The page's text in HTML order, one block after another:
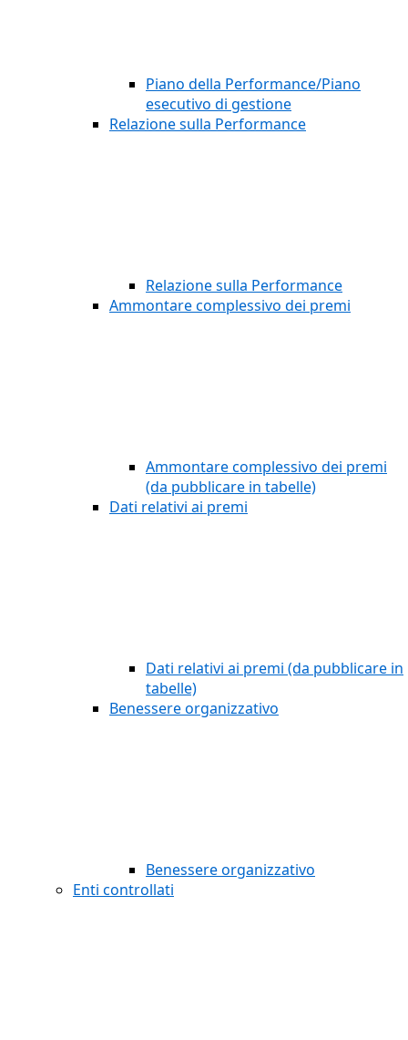
Piano della Performance/Piano
esecutivo di gestione
Relazione sulla Performance
Relazione sulla Performance
Ammontare complessivo dei premi
Ammontare complessivo dei premi
(da pubblicare in tabelle)
Dati relativi ai premi
Dati relativi ai premi (da pubblicare in
tabelle)
Benessere organizzativo
Benessere organizzativo
Enti controllati